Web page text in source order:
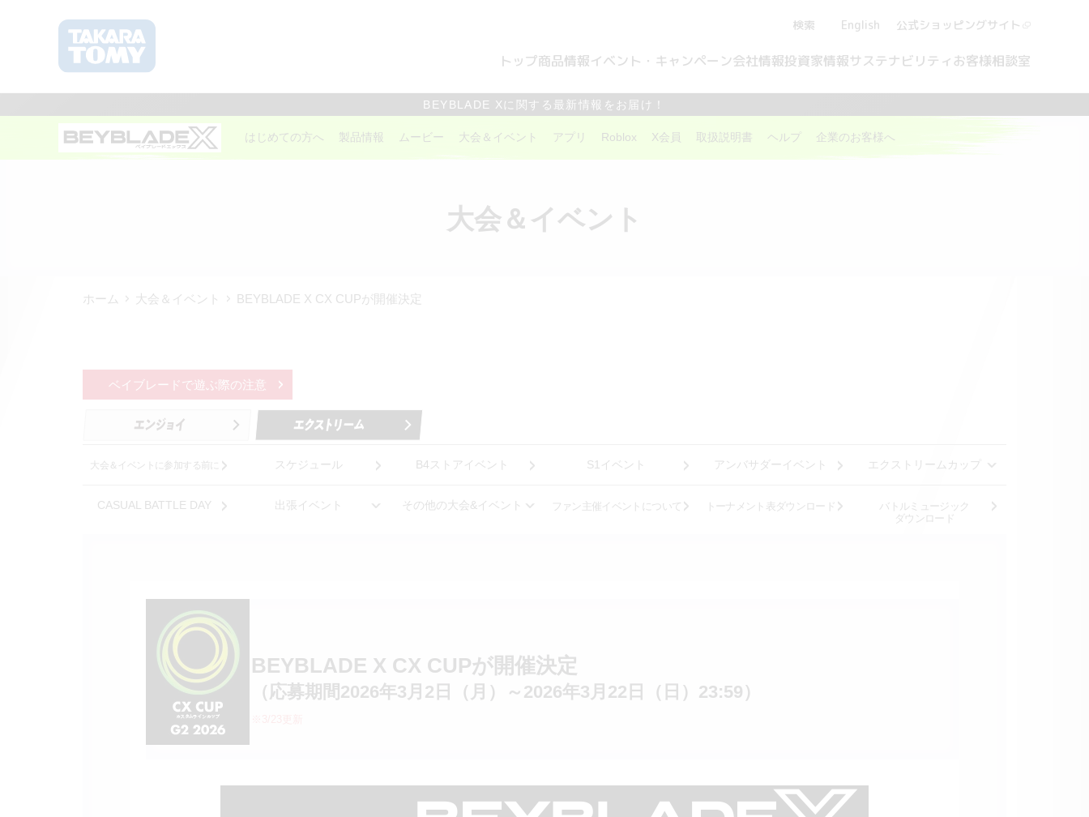
検索 English 公式ショッピングサイト
トップ商品情報イベント・キャンペーン会社情報投資家情報サステナビリティ お客様相談室
BEYBLADE Xに関する最新情報をお届け！
はじめての方へ 製品情報 ムービー 大会＆イベント アプリ Roblox X会員 取扱説明書 ヘルプ 企業のお客様へ
大会＆イベント
ホーム 大会＆イベント BEYBLADE X CX CUPが開催決定
ベイブレードで遊ぶ際の注意
大会＆イベントに参加する前に スケジュール B4ストアイベント S1イベント アンバサダーイベント エクストリームカップ
CASUAL BATTLE DAY 出張イベント その他の大会&イベント ファン主催イベントについて トーナメント表ダウンロード
バトルミュージック
ダウンロード
BEYBLADE X CX CUPが開催決定
（応募期間2026年3月2日（月）～2026年3月22日（日）23:59）